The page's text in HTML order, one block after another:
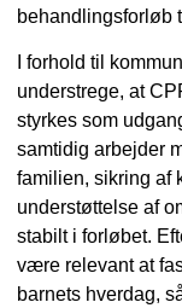
behandlingsforløb
I forhold til
understrege, at
styrkes som
samtidig arbejder
familien, sikring af
understøttelse af
stabilt i forløbet.
være relevant at
barnets hverdag,